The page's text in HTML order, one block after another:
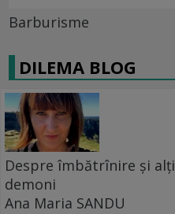
Barburisme
DILEMA BLOG
Despre îmbătrînire și alți
demoni
Ana Maria SANDU